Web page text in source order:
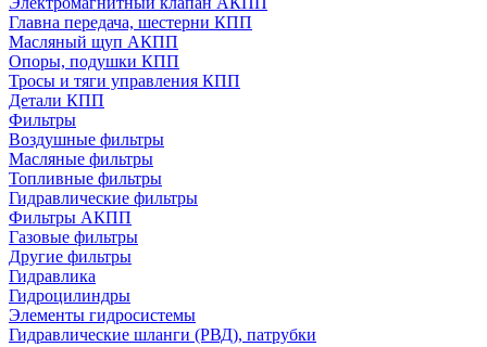
Главна передача, шестерни КПП
Масляный щуп АКПП
Опоры, подушки КПП
Тросы и тяги управления КПП
Детали КПП
Фильтры
Воздушные фильтры
Масляные фильтры
Топливные фильтры
Гидравлические фильтры
Фильтры АКПП
Газовые фильтры
Другие фильтры
Гидравлика
Гидроцилиндры
Элементы гидросистемы
Гидравлические шланги (РВД), патрубки